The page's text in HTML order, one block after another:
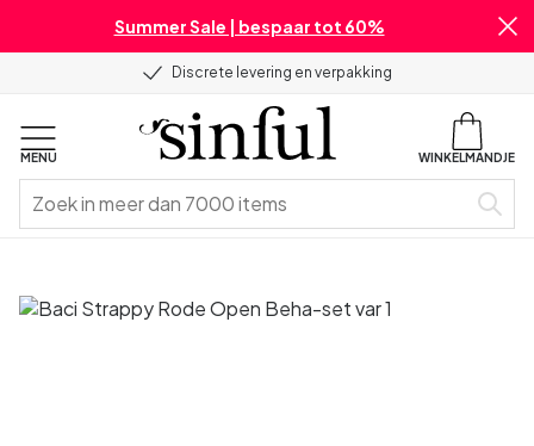
Summer Sale | bespaar tot 60%
Discrete levering en verpakking
MENU WINKELMANDJE